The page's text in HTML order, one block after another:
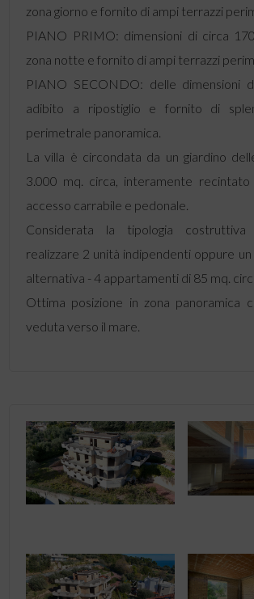
zona giorno e fornito di ampi terrazzi
PIANO PRIMO: dimensioni di circa
zona notte e fornito di ampi terrazzi
PIANO SECONDO: delle dimensioni
adibito a ripostiglio e fornito di
perimetrale panoramica.
La villa è circondata da un giardino
3.000 mq. circa, interamente
accesso carrabile e pedonale.
Considerata la tipologia
realizzare 2 unità indipendenti oppure un
alternativa - 4 appartamenti di 85 mq.
Ottima posizione in zona panoramica
veduta verso il mare.